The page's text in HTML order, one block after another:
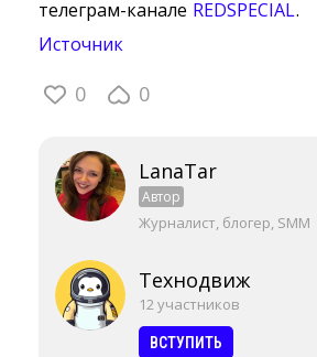
телеграм-канале REDSPECIAL.
Источник
0 0
LanaTar
Автор
Журналист, блогер, SMM
Технодвиж
12 участников
ВСТУПИТЬ